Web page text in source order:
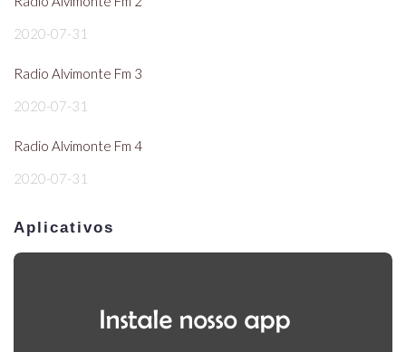
2020-07-31
Radio Alvimonte Fm 3
2020-07-31
Radio Alvimonte Fm 4
2020-07-31
Aplicativos